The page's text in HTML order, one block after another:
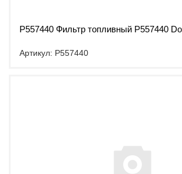
P557440 Фильтр топливный P557440
Артикул: P557440